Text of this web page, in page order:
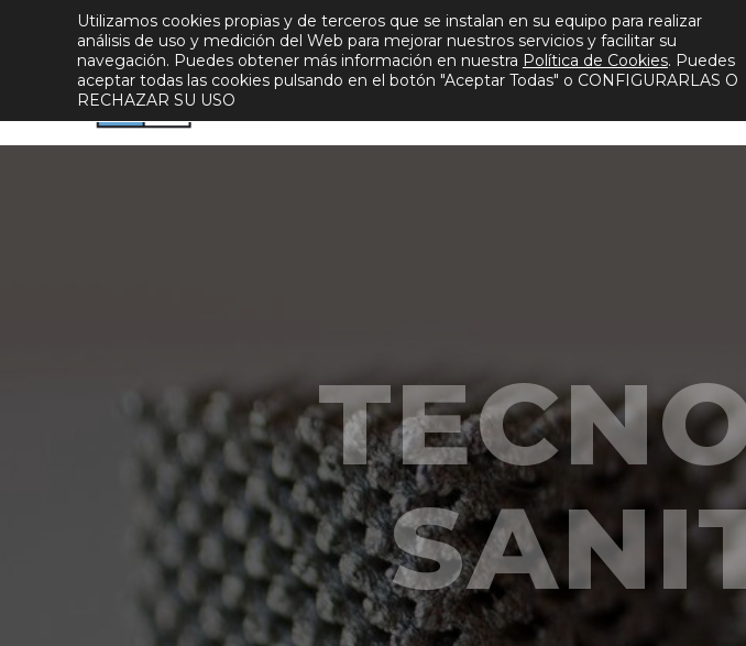
Conócenos Asóciate Incorpórate Actualidad Publicaciones
Utilizamos cookies propias y de terceros que se instalan en su equipo para realizar
análisis de uso y medición del Web para mejorar nuestros servicios y facilitar su
navegación. Puedes obtener más información en nuestra Política de Cookies. Puedes
aceptar todas las cookies pulsando en el botón "Aceptar Todas" o CONFIGURARLAS O
RECHAZAR SU USO